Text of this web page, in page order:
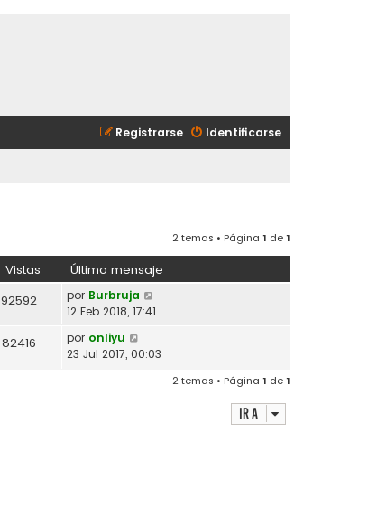
Identificarse
Registrarse
2 temas • Página 1 de1
Vistas Último mensaje
92592 por Burbruja
12 Feb 2018, 17:41
82416 por onliyu
23 Jul 2017, 00:03
2 temas • Página 1 de1
Ir a